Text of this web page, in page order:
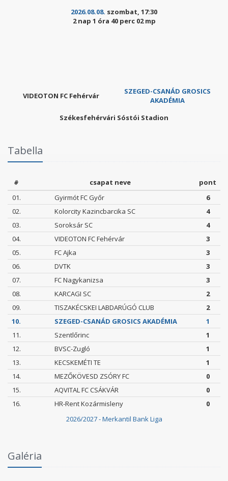
2026.08.08. szombat, 17:30
2 nap 1 óra 40 perc 00 mp
VIDEOTON FC Fehérvár
SZEGED-CSANÁD GROSICS
AKADÉMIA
Székesfehérvári Sóstói Stadion
Tabella
2026/2027 - Merkantil Bank Liga
# csapat neve
pont
01.
Gyirmót FC Győr
6
02.
Kolorcity Kazincbarcika SC
4
03.
Soroksár SC
4
04.
VIDEOTON FC Fehérvár
3
05.
FC Ajka
3
06.
DVTK
3
07.
FC Nagykanizsa
3
08.
KARCAGI SC
2
09.
TISZAKÉCSKEI LABDARÚGÓ CLUB
2
10.
SZEGED-CSANÁD GROSICS AKADÉMIA
1
11.
Szentlőrinc
1
12.
BVSC-Zugló
1
13.
KECSKEMÉTI TE
1
14.
MEZŐKÖVESD ZSÓRY FC
0
15.
AQVITAL FC CSÁKVÁR
0
16.
HR-Rent Kozármisleny 0
GalériaSzegedi VSE–Szeged-Csanád GA II. 3-2
2026.05.24.